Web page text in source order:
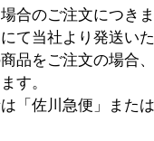
合のご注文につき
て当社より発送い
品をご注文の場合
す。
「佐川急便」また